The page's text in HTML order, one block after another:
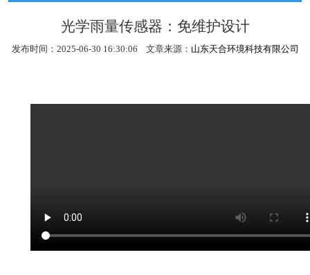
光学雨量传感器：免维护设计
发布时间：2025-06-30 16:30:06 文章来源： 山东天合环境科技有限公司